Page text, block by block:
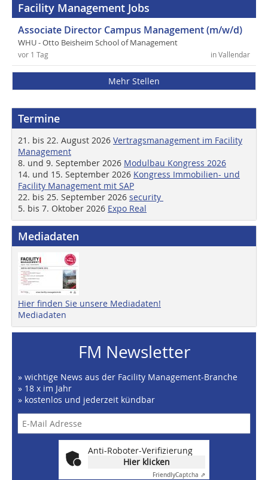
Facility Management Jobs
Associate Director Campus Management (m/w/d)
WHU - Otto Beisheim School of Management
in Vallendar
vor 1 Tag
Mehr Stellen
Termine
21. bis 22. August 2026 Vertragsmanagement im Facility
Management
8. und 9. September 2026 Modulbau Kongress 2026
14. und 15. September 2026 Kongress Immobilien- und
Facility Management mit SAP
22. bis 25. September 2026 security
5. bis 7. Oktober 2026 Expo Real
Mediadaten
Hier finden Sie unsere Mediadaten!
Mediadaten
FM Newsletter
» wichtige News aus der Facility Management-Branche
» 18 x im Jahr
» kostenlos und jederzeit kündbar
Anti-Roboter-Verifizierung
Hier klicken
FriendlyCaptcha ⇗